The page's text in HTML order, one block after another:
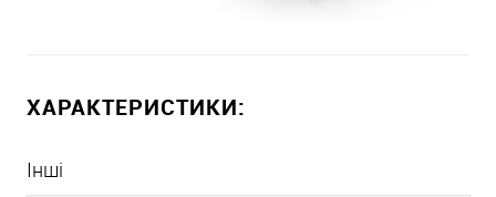
ХАРАКТЕРИСТИКИ:
Інші